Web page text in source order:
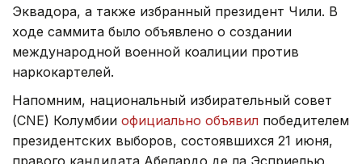
Эквадора, а также избранный президент Чили. В
ходе саммита было объявлено о создании
международной военной коалиции против
наркокартелей.
Напомним, национальный избирательный совет
(CNE) Колумбии официально объявил победителем
президентских выборов, состоявшихся 21 июня,
правого кандидата Абелардо де ла Эсприелью.